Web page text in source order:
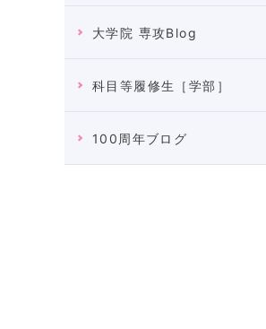
大学院 専攻Blog
科目等履修生［学部］
100周年ブログ